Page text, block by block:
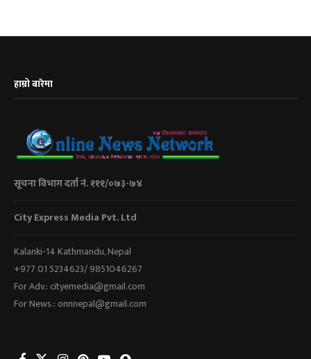
हाम्रो बारेमा
सूचना विभाग दर्ता नं. १११/०७३-७४
City Express Media Pvt. Ltd
Kalanki-14 Kathmandu, Nepal
+977 01 5234623/ 9851046267
For Adv.: cityemedia@gmail.com
For News.: onnnepal@gmail.com